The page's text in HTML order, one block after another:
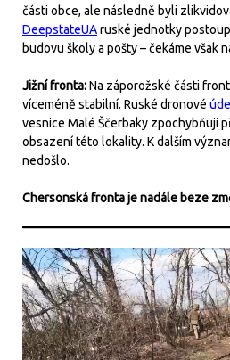
části obce, ale následně byli
DeepstateUAruské jednotky
budovu školy a pošty – čekáme však
Jižní fronta:Na záporožské části
víceméně stabilní. Ruské dronové
vesnice Malé Ščerbaky zpochybňují
obsazení této lokality. K dalším
nedošlo.
Chersonská fronta je nadále beze